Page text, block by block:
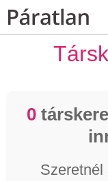
0
Szeretnél